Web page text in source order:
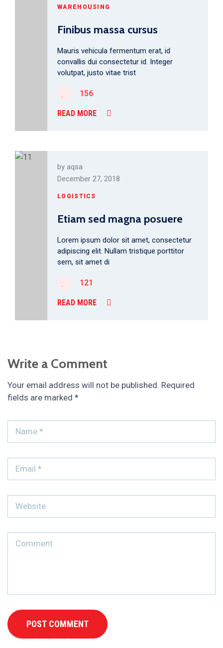
WAREHOUSING
Finibus massa cursus
Mauris vehicula fermentum erat, id
convallis dui consectetur id. Integer
volutpat, justo vitae trist
156
READ MORE
by aqsa
December 27, 2018
LOGISTICS
Etiam sed magna posuere
Lorem ipsum dolor sit amet, consectetur
adipiscing elit. Nullam tristique porttitor
sem, sit amet di
121
READ MORE
Write a Comment
Your email address will not be published. Required
fields are marked *